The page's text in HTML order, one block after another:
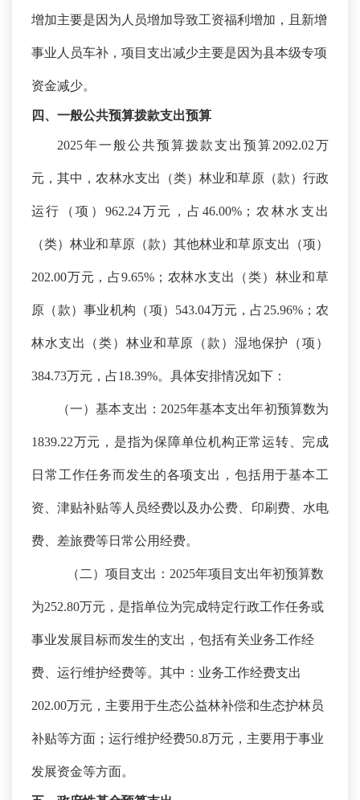
增加主要是因为人员增加导致工资福利增加，且新增
事业人员车补，项目支出减少主要是因为县本级专项
资金减少。
四、一般公共预算拨款支出预算
2025年一般公共预算拨款支出预算2092.02万
元，其中，农林水支出（类）林业和草原（款）行政
运行（项）962.24万元，占46.00%；农林水支出
（类）林业和草原（款）其他林业和草原支出（项）
202.00万元，占9.65%；农林水支出（类）林业和草
原（款）事业机构（项）543.04万元，占25.96%；农
林水支出（类）林业和草原（款）湿地保护（项）
384.73万元，占18.39%。具体安排情况如下：
（一）基本支出： 2025年基本支出年初预算数为
1839.22万元，是指为保障单位机构正常运转、完成
日常工作任务而发生的各项支出，包括用于基本工
资、津贴补贴等人员经费以及办公费、印刷费、水电
费、差旅费等日常公用经费。
（二）项目支出： 2025年项目支出年初预算数
为252.80万元，是指单位为完成特定行政工作任务或
事业发展目标而发生的支出，包括有关业务工作经
费、运行维护经费等。其中：业务工作经费支出
202.00万元，主要用于生态公益林补偿和生态护林员
补贴等方面；运行维护经费50.8万元，主要用于事业
发展资金等方面。